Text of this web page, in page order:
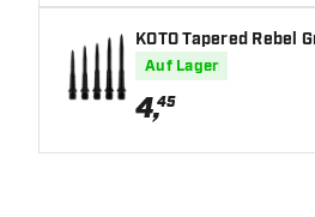
KOTO Tapered Rebel
Auf Lager
4,45